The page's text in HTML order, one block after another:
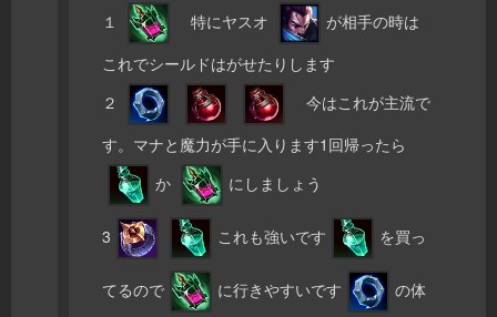
１ 特にヤスオ
が相手の時は
これでシールドはがせたりします
２
今はこれが主流で
す。マナと魔力が手に入ります1回帰ったら
か
にしましょう
3 これも強いです を買っ
てるので に行きやすいです
の体